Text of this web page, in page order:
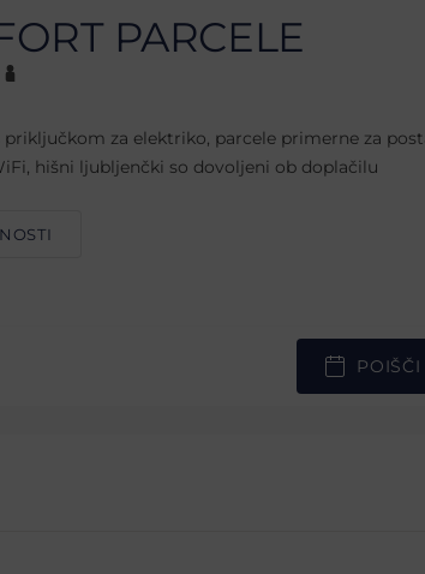
PARCELE
za elektriko, parcele primerne za
hišni ljubljenčki so dovoljeni ob doplačilu
POIŠČI